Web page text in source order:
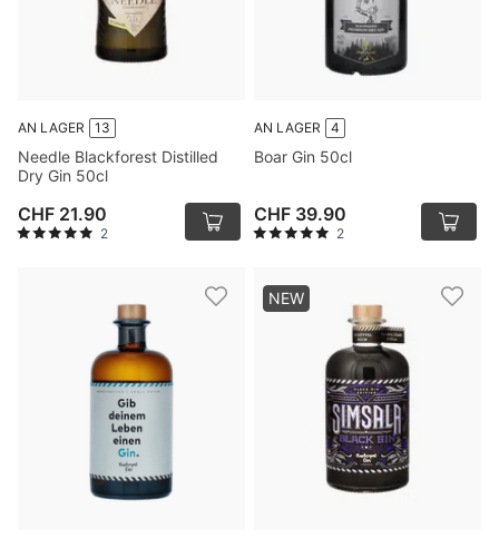
AN LAGER 13
Needle Blackforest Distilled
Dry Gin 50cl
CHF 21.90
2
AN LAGER 4
Boar Gin 50cl
CHF 39.90
2
NEW